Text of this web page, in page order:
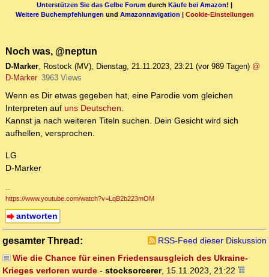
Unterstützen Sie das Gelbe Forum durch Käufe bei Amazon! |
Weitere Buchempfehlungen und Amazonnavigation | Cookie-Einstellungen
Noch was, @neptun
D-Marker, Rostock (MV), Dienstag, 21.11.2023, 23:21 (vor 989 Tagen) @
D-Marker 3963 Views
Wenn es Dir etwas gegeben hat, eine Parodie vom gleichen
Interpreten auf uns Deutschen.
Kannst ja nach weiteren Titeln suchen. Dein Gesicht wird sich
aufhellen, versprochen.
LG
D-Marker
--
https://www.youtube.com/watch?v=LqB2b223mOM
antworten
gesamter Thread:
RSS-Feed dieser Diskussion
Wie die Chance für einen Friedensausgleich des Ukraine-
Krieges verloren wurde - stocksorcerer, 15.11.2023, 21:22